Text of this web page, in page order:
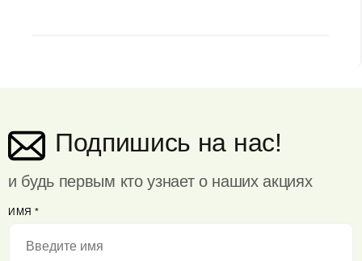
Подпишись на нас!
и будь первым кто узнает о наших акциях
ИМЯ *